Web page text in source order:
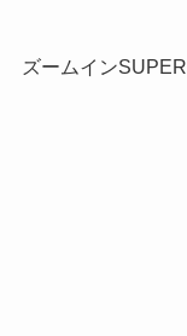
ズームインSUPER